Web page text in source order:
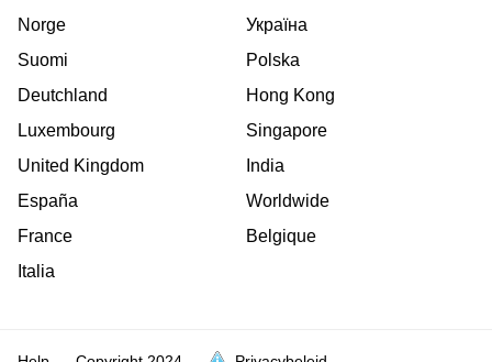
Norge
Suomi
Deutchland
Luxembourg
United Kingdom
España
France
Italia
Україна
Polska
Hong Kong
Singapore
India
Worldwide
Belgique